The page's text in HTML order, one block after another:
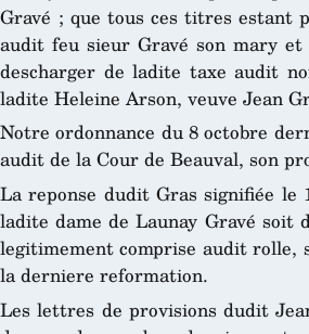
Gravé ; que tous ces titres estant
audit feu sieur Gravé son mary et
descharger de ladite taxe audit
ladite Heleine Arson, veuve Jean
Notre ordonnance du 8 octobre
audit de la Cour de Beauval, son
La reponse dudit Gras signifiée le
ladite dame de Launay Gravé soit
legitimement comprise audit rolle,
la derniere reformation.
Les lettres de provisions dudit